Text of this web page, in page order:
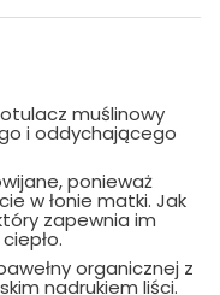
muślinowy
i oddychającego
ponieważ
w łonie matki. Jak
zapewnia im
organicznej z
nadrukiem liści.